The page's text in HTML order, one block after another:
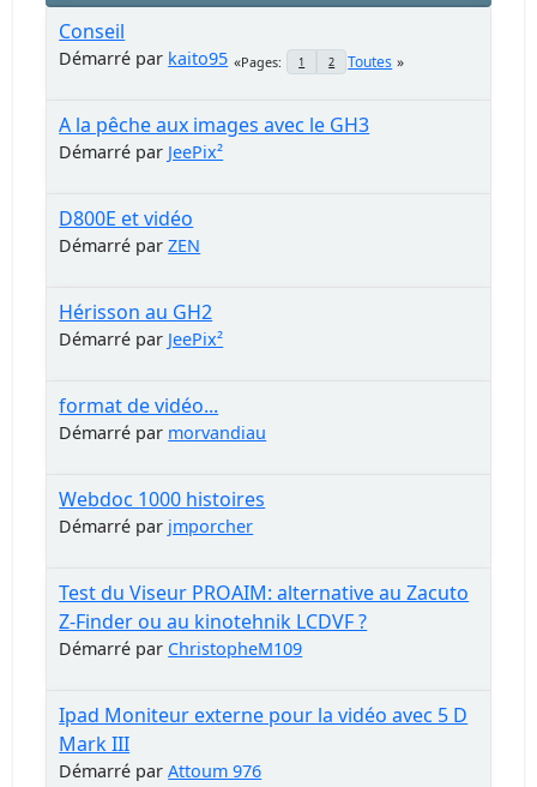
Conseil
Démarré par kaito95 Pages 1 2 Toutes
A la pêche aux images avec le GH3
Démarré par JeePix²
D800E et vidéo
Démarré parZEN
Hérisson au GH2
Démarré par JeePix²
format de vidéo...
Démarré par morvandiau
Webdoc 1000 histoires
Démarré par jmporcher
Test du Viseur PROAIM: alternative au Zacuto
Z-Finder ou au kinotehnik LCDVF ?
Démarré par ChristopheM109
Ipad Moniteur externe pour la vidéo avec 5 D
Mark III
Démarré parAttoum 976